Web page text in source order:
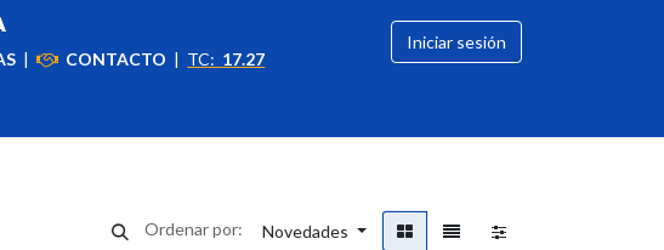
| CONTACTO | TC: 17.27
Iniciar sesión
Ordenar por: Novedades